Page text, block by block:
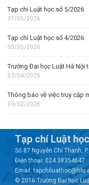
Tạp chí Luật học số 5/2026
31/05/2026
Tạp chí Luật học số 4/2026
05/05/2026
Trường Đại học Luật Hà Nội
03/04/2026
Thông báo về việc truy cập
09/02/2026
Tạp chí Luật học
Số 87 Nguyễn Chí Thanh,
Điện thoại: 024.38354647
Email:
© 2016 Trường Đại học